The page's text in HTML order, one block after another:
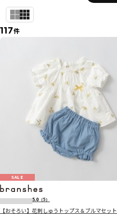
117件
SALE
5.0 （5）
【おそろい】花刺しゅうトップス＆ブルマセット